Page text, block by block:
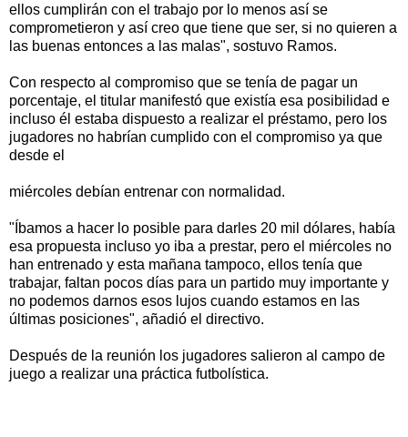
ellos cumplirán con el trabajo por lo menos así se
comprometieron y así creo que tiene que ser, si no quieren a
las buenas entonces a las malas", sostuvo Ramos.
Con respecto al compromiso que se tenía de pagar un
porcentaje, el titular manifestó que existía esa posibilidad e
incluso él estaba dispuesto a realizar el préstamo, pero los
jugadores no habrían cumplido con el compromiso ya que
desde el
miércoles debían entrenar con normalidad.
"Íbamos a hacer lo posible para darles 20 mil dólares, había
esa propuesta incluso yo iba a prestar, pero el miércoles no
han entrenado y esta mañana tampoco, ellos tenía que
trabajar, faltan pocos días para un partido muy importante y
no podemos darnos esos lujos cuando estamos en las
últimas posiciones", añadió el directivo.
Después de la reunión los jugadores salieron al campo de
juego a realizar una práctica futbolística.